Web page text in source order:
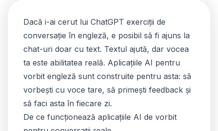
Dacă i-ai cerut lui ChatGPT exerciții de
conversație în engleză, e posibil să fi ajuns la
chat-uri doar cu text. Textul ajută, dar vocea
ta este abilitatea reală. Aplicațiile AI pentru
vorbit engleză sunt construite pentru asta: să
vorbești cu voce tare, să primești feedback și
să faci asta în fiecare zi.
De ce funcționează aplicațiile AI de vorbit